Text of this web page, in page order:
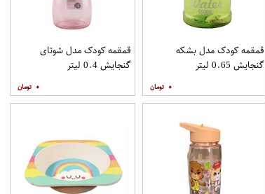
قمقمه کودک مدل بشکه
گنجایش 0.65 لیتر
۰
قمقمه کودک مدل شوتای
گنجایش 0.4 لیتر
۰